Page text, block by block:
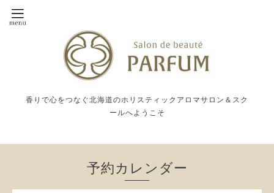
香りで心をつなぐ北海道のホリスティックアロマサロン＆スク
ールへようこそ
予約カレンダー